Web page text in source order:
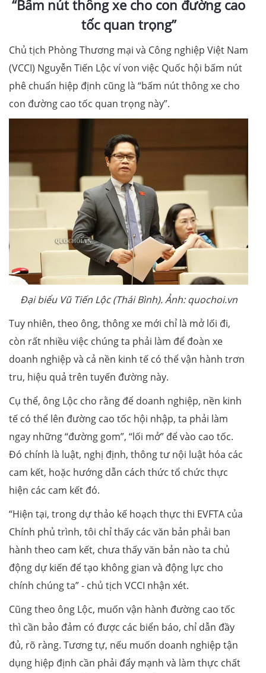
“Bấm nút thông xe cho con đường cao
tốc quan trọng”
Chủ tịch Phòng Thương mại và Công nghiệp Việt Nam
(VCCI) Nguyễn Tiến Lộc ví von việc Quốc hội bấm nút
phê chuẩn hiệp định cũng là “bấm nút thông xe cho
con đường cao tốc quan trọng này”.
Đại biểu Vũ Tiến Lộc (Thái Bình). Ảnh: quochoi.vn
Tuy nhiên, theo ông, thông xe mới chỉ là mở lối đi,
còn rất nhiều việc chúng ta phải làm để đoàn xe
doanh nghiệp và cả nền kinh tế có thể vận hành trơn
tru, hiệu quả trên tuyến đường này.
Cụ thể, ông Lộc cho rằng để doanh nghiệp, nền kinh
tế có thể lên đường cao tốc hội nhập, ta phải làm
ngay những “đường gom”, “lối mở” để vào cao tốc.
Đó chính là luật, nghị định, thông tư nội luật hóa các
cam kết, hoặc hướng dẫn cách thức tổ chức thực
hiện các cam kết đó.
“Hiện tại, trong dự thảo kế hoạch thực thi EVFTA của
Chính phủ trình, tôi chỉ thấy các văn bản phải ban
hành theo cam kết, chưa thấy văn bản nào ta chủ
động dự kiến để tạo không gian và động lực cho
chính chúng ta” - chủ tịch VCCI nhận xét.
Cũng theo ông Lộc, muốn vận hành đường cao tốc
thì cần bảo đảm có được các biển báo, chỉ dẫn đầy
đủ, rõ ràng. Tương tự, nếu muốn doanh nghiệp tận
dụng hiệp định cần phải đẩy mạnh và làm thực chất